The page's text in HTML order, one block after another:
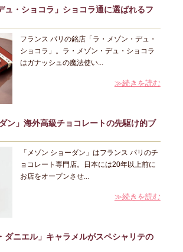
ュ・ショコラ」ショコラ通に選ばれるフ
フランス パリの銘店「ラ・メゾン・デュ・
ショコラ」。ラ・メゾン・デュ・ショコラ
はガナッシュの魔法使い...
≫続きを読む
ン」海外高級チョコレートの先駆け的ブ
「メゾン ショーダン」はフランス パリのチ
ョコレート専門店。日本には20年以上前に
お店をオープンさせ...
≫続きを読む
ダニエル」キャラメルがスペシャリテの